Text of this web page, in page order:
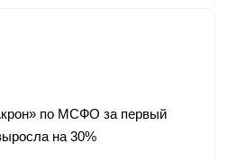
по МСФО за первый
на 30%